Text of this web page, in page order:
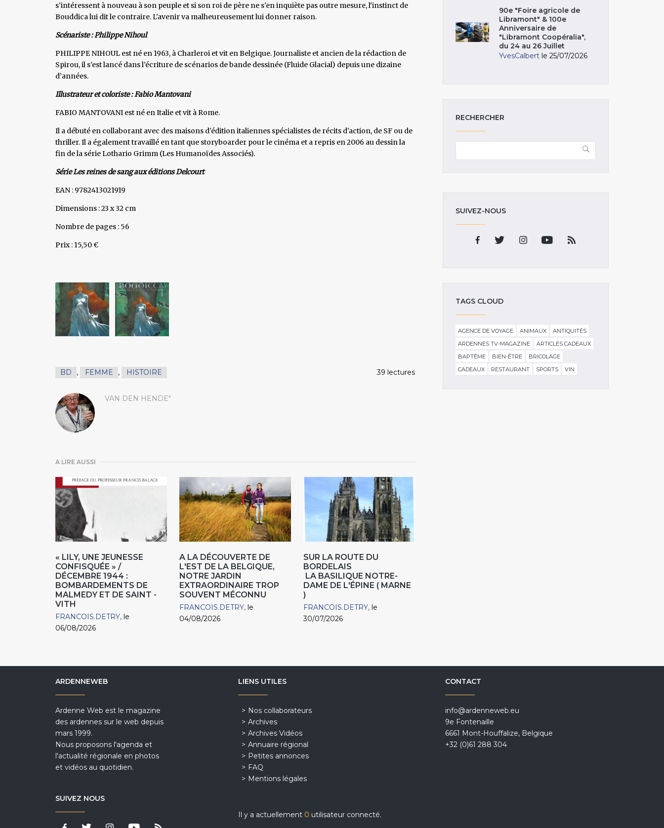
s'intéressent à nouveau à son peuple et si son roi de père ne s'en inquiète pas outre mesure, l'instinct de
Bouddica lui dit le contraire. L'avenir va malheureusement lui donner raison.
Scénariste : Philippe Nihoul
PHILIPPE NIHOUL est né en 1963, à Charleroi et vit en Belgique. Journaliste et ancien de la rédaction de
Spirou, il s’est lancé dans l’écriture de scénarios de bande dessinée (Fluide Glacial) depuis une dizaine
d’années.
Illustrateur et coloriste : Fabio Mantovani
FABIO MANTOVANI est né en Italie et vit à Rome.
Il a débuté en collaborant avec des maisons d'édition italiennes spécialistes de récits d'action, de SF ou de
thriller. Il a également travaillé en tant que storyboarder pour le cinéma et a repris en 2006 au dessin la
fin de la série Lothario Grimm (Les Humanoïdes Associés).
Série Les reines de sang aux éditions Delcourt
EAN : 9782413021919
Dimensions : 23 x 32 cm
Nombre de pages : 56
Prix : 15,50 €
BD , FEMME , HISTOIRE 39 lectures
VAN DEN HENDE"
A LIRE AUSSI
« LILY, UNE JEUNESSE
CONFISQUÉE » /
DÉCEMBRE 1944 :
BOMBARDEMENTS DE
MALMEDY ET DE SAINT -
VITH
FRANCOIS.DETRY le
06/08/2026
A LA DÉCOUVERTE DE
L'EST DE LA BELGIQUE,
NOTRE JARDIN
EXTRAORDINAIRE TROP
SOUVENT MÉCONNU
FRANCOIS.DETRY le
04/08/2026
SUR LA ROUTE DU
BORDELAIS
LA BASILIQUE NOTRE-
DAME DE L'ÉPINE ( MARNE
)
FRANCOIS.DETRY le
30/07/2026
90e "Foire agricole de
Libramont" & 100e
Anniversaire de
"Libramont Coopéralia",
du 24 au 26 Juillet
YvesCalbert le 25/07/2026
RECHERCHER
SUIVEZ-NOUS
TAGS CLOUD
AGENCE DE VOYAGE ANIMAUX
ANTIQUITÉS
ARDENNES TV-MAGAZINE
ARTICLES CADEAUX
BAPTÊME
BIEN-ÊTRE
BRICOLAGE
CADEAUX
RESTAURANT SPORTS VIN
ARDENNEWEB
Ardenne Web est le magazine
des ardennes sur le web depuis
mars 1999.
Nous proposons l'agenda et
l'actualité régionale en photos
et vidéos au quotidien.
SUIVEZ NOUS
LIENS UTILES
Nos collaborateurs
Archives
Archives Vidéos
Annuaire régional
Petites annonces
FAQ
Mentions légales
Il y a actuellement 0 utilisateur connecté.
CONTACT
info@ardenneweb.eu
9e Fontenaille
6661 Mont-Houffalize, Belgique
+32 (0)61 288 304